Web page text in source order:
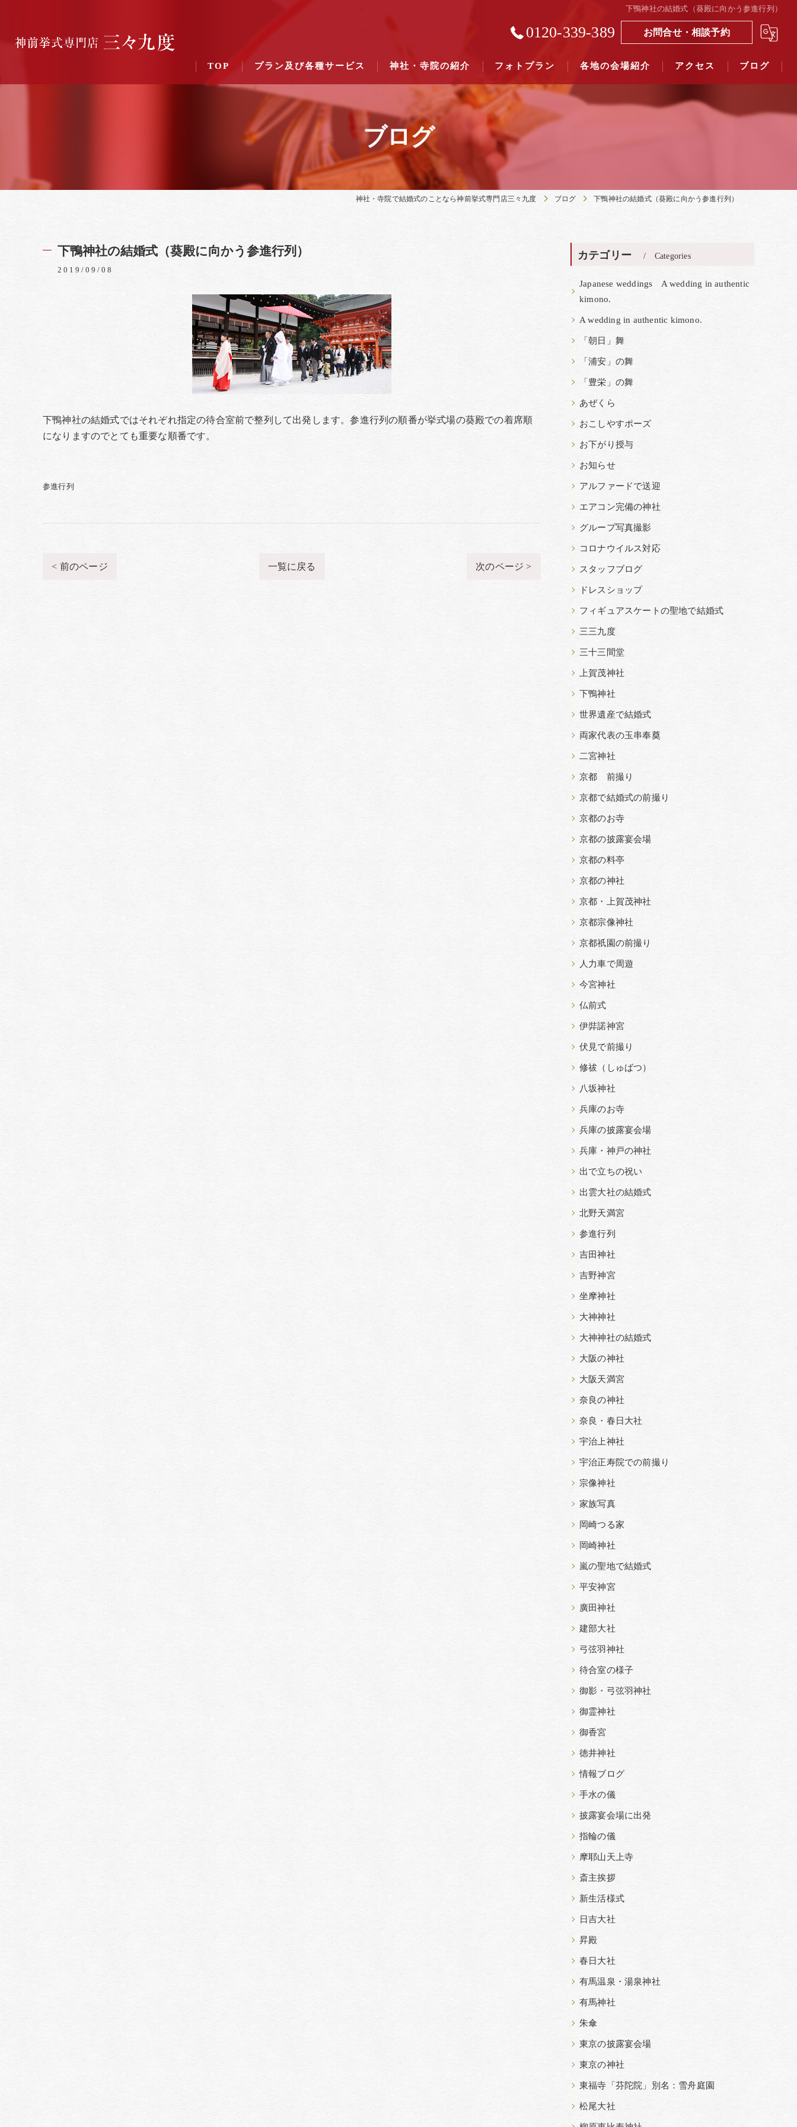
下鴨神社の結婚式（葵殿に向かう参進行列）
0120-339-389 お問合せ・相談予約
TOP プラン及び各種サービス 神社・寺院の紹介
結婚式のできる東京都下の神社一覧（４０社寺）｜三々九度東京
結婚式のできる関東六県の神社一覧（７５社）県別表示｜三々九度東京
フォトプラン 各地の会場紹介 アクセス ブログ
ブログ
神社・寺院で結婚式のことなら神前挙式専門店三々九度 ブログ 下鴨神社の結婚式（葵殿に向かう参進行列）
下鴨神社の結婚式（葵殿に向かう参進行列）
2019/09/08
下鴨神社の結婚式ではそれぞれ指定の待合室前で整列して出発します。参進行列の順番が挙式場の葵殿での着席順
になりますのでとても重要な順番です。
参進行列
< 前のページ 一覧に戻る 次のページ >
カテゴリー Categories
Japanese weddings A wedding in authentic
kimono.
A wedding in authentic kimono.
「朝日」舞
「浦安」の舞
「豊栄」の舞
あぜくら
おこしやすポーズ
お下がり授与
お知らせ
アルファードで送迎
エアコン完備の神社
グループ写真撮影
コロナウイルス対応
スタッフブログ
ドレスショップ
フィギュアスケートの聖地で結婚式
三三九度
三十三間堂
上賀茂神社
下鴨神社
世界遺産で結婚式
両家代表の玉串奉奠
二宮神社
京都 前撮り
京都で結婚式の前撮り
京都のお寺
京都の披露宴会場
京都の料亭
京都の神社
京都・上賀茂神社
京都宗像神社
京都祇園の前撮り
人力車で周遊
今宮神社
仏前式
伊弉諾神宮
伏見で前撮り
修祓（しゅばつ）
八坂神社
兵庫のお寺
兵庫の披露宴会場
兵庫・神戸の神社
出で立ちの祝い
出雲大社の結婚式
北野天満宮
参進行列
吉田神社
吉野神宮
坐摩神社
大神神社
大神神社の結婚式
大阪の神社
大阪天満宮
奈良の神社
奈良・春日大社
宇治上神社
宇治正寿院での前撮り
宗像神社
家族写真
岡崎つる家
岡崎神社
嵐の聖地で結婚式
平安神宮
廣田神社
建部大社
弓弦羽神社
待合室の様子
御影・弓弦羽神社
御霊神社
御香宮
徳井神社
情報ブログ
手水の儀
披露宴会場に出発
指輪の儀
摩耶山天上寺
斎主挨拶
新生活様式
日吉大社
昇殿
春日大社
有馬温泉・湯泉神社
有馬神社
朱傘
東京の披露宴会場
東京の神社
東福寺「芬陀院」別名：雪舟庭園
松尾大社